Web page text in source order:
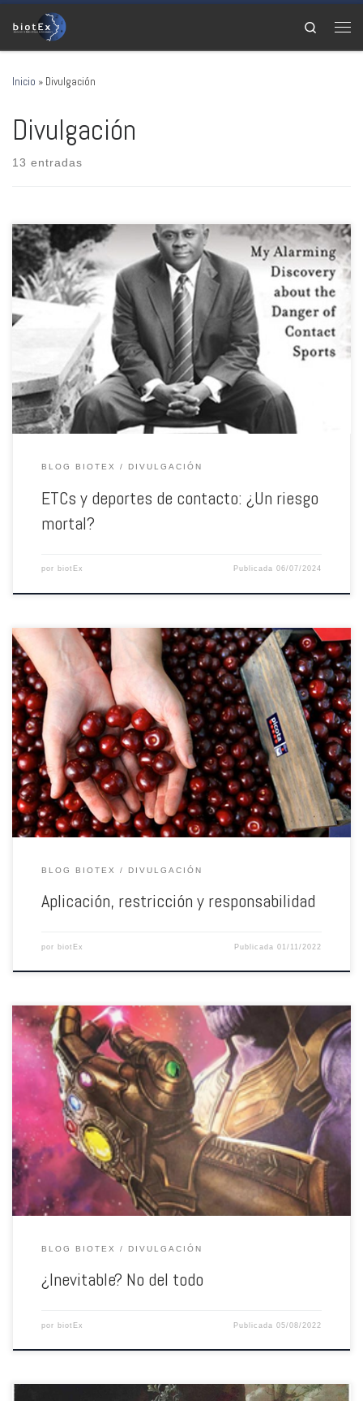
Saltar al contenido
Search
Inicio » Divulgación
Divulgación
13 entradas
¿Qué son las ETCs? Las encefalopatías traumáticas crónicas (ETC) son
enfermedades neurodegenerativas caracterizadas por la acumulación
anormal de una proteína en el cerebro. Las ETC son consecuencias de
lesiones cerebrales producto de uno o varios golpes repetitivos en la
cabeza. Golpes como los que se dan en los deportes de […]
BLOG BIOTEX DIVULGACIÓN
ETCs y deportes de contacto: ¿Un riesgo
mortal?
por biotEx Publicada06/07/2024
Nos encontramos en el principio del fin de esta serie de artículos sobre
mejora genética. Vamos a hacer un pequeño repaso sobre los temas de los
que hemos hablado. En “El Viejo Gregor” hablamos de cómo comenzó esto
del estudio de la herencia genética y de cómo funcionaba la genética […]
BLOG BIOTEX DIVULGACIÓN
Aplicación, restricción y responsabilidad
por biotEx Publicada01/11/2022
“Lo llevas en los genes” es una expresión que todos hemos oído al menos
una vez en nuestras vidas. Adjudicar las capacidades de alguien o el
resultado de mucho esfuerzo y trabajo a una especie de talento innato,
aunque es pobre e impreciso, es algo que se sigue haciendo. La […]
BLOG BIOTEX DIVULGACIÓN
¿Inevitable? No del todo
por biotEx Publicada05/08/2022